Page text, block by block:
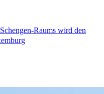
Raums wird den